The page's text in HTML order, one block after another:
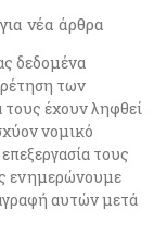
νέα άρθρα
δεδομένα
των
έχουν ληφθεί
νομικό
τους
ενημερώνουμε
αυτών μετά